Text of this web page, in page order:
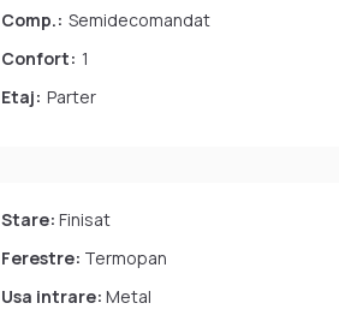
Comp.: Semidecomandat
Confort: 1
Etaj: Parter
Stare: Finisat
Ferestre: Termopan
Usa intrare: Metal